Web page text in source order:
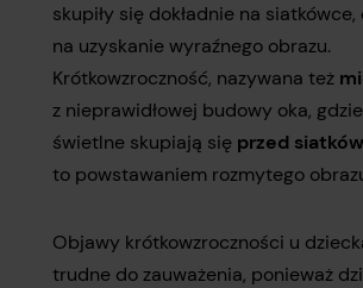
skupiły się dokładnie na
na uzyskanie wyraźnego obrazu.
Krótkowzroczność, nazywana też
z nieprawidłowej budowy oka,
świetlne skupiają się przed
to powstawaniem rozmytego
Objawy krótkowzroczności u
trudne do zauważenia, ponieważ